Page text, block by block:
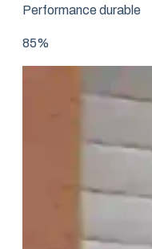
Performance durable
85%